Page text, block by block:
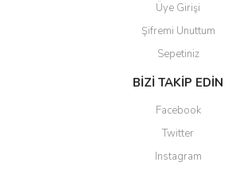
Üye Girişi
Şifremi Unuttum
Sepetiniz
BİZİ TAKİP EDİN
Facebook
Twitter
Instagram